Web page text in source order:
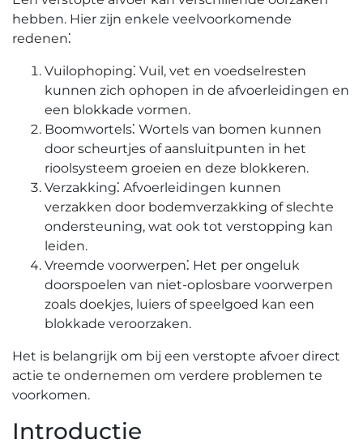
hebben.​ Hier zijn enkele veelvoorkomende
redenen⁚
Vuilophoping⁚ Vuil, vet en voedselresten
kunnen zich ophopen in de afvoerleidingen en
een blokkade vormen.​
Boomwortels⁚ Wortels van bomen kunnen
door scheurtjes of aansluitpunten in het
rioolsysteem groeien en deze blokkeren.
Verzakking⁚ Afvoerleidingen kunnen
verzakken door bodemverzakking of slechte
ondersteuning, wat ook tot verstopping kan
leiden.​
Vreemde voorwerpen⁚ Het per ongeluk
doorspoelen van niet-oplosbare voorwerpen
zoals doekjes, luiers of speelgoed kan een
blokkade veroorzaken.​
Het is belangrijk om bij een verstopte afvoer direct
actie te ondernemen om verdere problemen te
voorkomen.​
Introductie